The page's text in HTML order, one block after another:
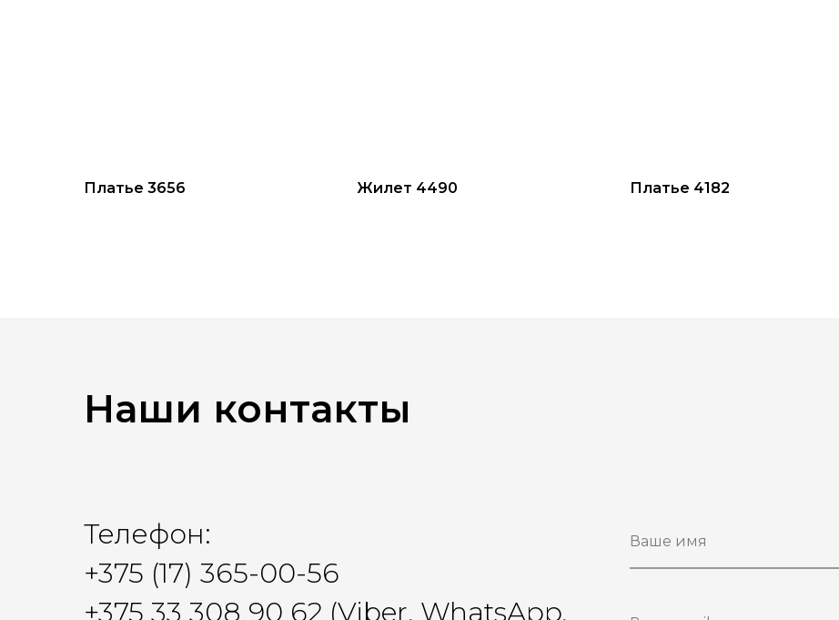
Платье 3656 Жилет 4490 Платье 4182
Наши контакты
Телефон:
+375 (17) 365-00-56
+375 33 308 90 62 (Viber, WhatsApp,